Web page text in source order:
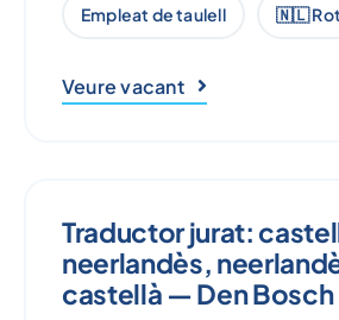
Empleat de taulell 🇳🇱
Veure vacant
Traductor jurat:
neerlandès,
castellà — Den Bosch